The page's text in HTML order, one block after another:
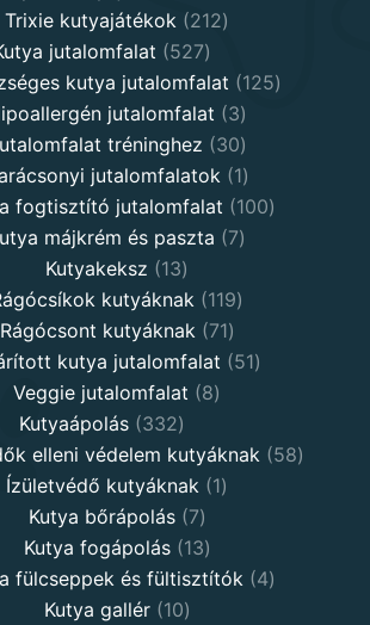
products
Trixie kutyajátékok 212212
jutalomfalat 527527
products
kutya jutalomfalat 125125
jutalomfalat 33
products
tréninghez 3030
products
jutalomfalatok 11
product
fogtisztító jutalomfalat 100100
májkrém és paszta 77
Kutyakeksz 1313
products
kutyáknak 119119
Rágócsont kutyáknak 7171
products
kutya jutalomfalat 5151
Veggie jutalomfalat 88
Kutyaápolás 332332
products
elleni védelem kutyáknak 5858
Ízületvédő kutyáknak 11
Kutya bőrápolás 77
products
Kutya fogápolás 1313
products
fülcseppek és fültisztítók 44
Kutya gallér 1010